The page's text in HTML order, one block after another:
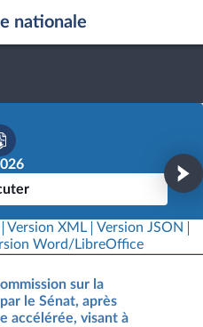
nationale
Version XML
Version JSON
Word/LibreOffice
sur la
le Sénat, après
accélérée, visant à